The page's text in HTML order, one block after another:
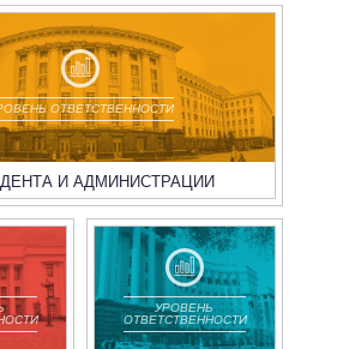
ОТВЕТСТВЕННОСТИ
И АДМИНИСТРАЦИИ
УРОВЕНЬ
ОТВЕТСТВЕННОСТИ